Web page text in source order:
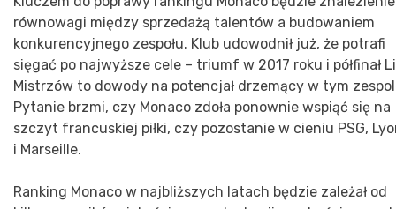
równowagi między sprzedażą talentów a budowaniem
konkurencyjnego zespołu. Klub udowodnił już, że potrafi
sięgać po najwyższe cele – triumf w 2017 roku i półfinał
Mistrzów to dowody na potencjał drzemący w tym
Pytanie brzmi, czy Monaco zdoła ponownie wspiąć się na
szczyt francuskiej piłki, czy pozostanie w cieniu PSG,
i Marseille.
Ranking Monaco w najbliższych latach będzie zależał od